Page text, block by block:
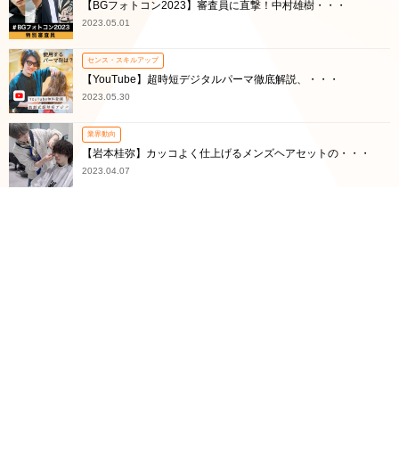
【BGフォトコン2023】審査員に直撃！中村雄樹・・・
2023.05.01
センス・スキルアップ
【YouTube】超時短デジタルパーマ徹底解説、・・・
2023.05.30
業界動向
【岩本桂弥】カッコよく仕上げるメンズヘアセットの・・・
2023.04.07